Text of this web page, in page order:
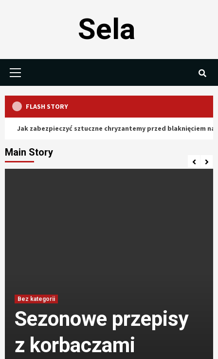
Sela
FLASH STORY
zabezpieczyć sztuczne chryzantemy przed blaknięciem na
Main Story
Bez kategorii
Sezonowe przepisy
z korbaczami
Aktualności